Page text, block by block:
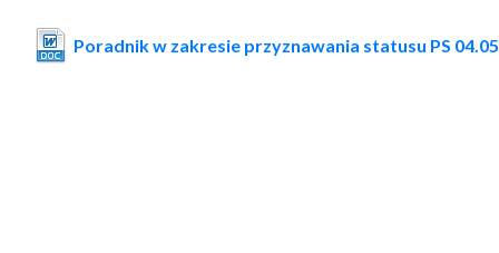
Poradnik w zakresie przyznawania statusu PS